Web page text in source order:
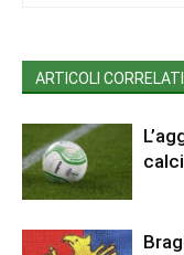
ARTICOLI CORRELATI